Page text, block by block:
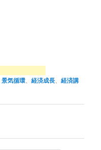
、景気循環 、経済成長 、経済講